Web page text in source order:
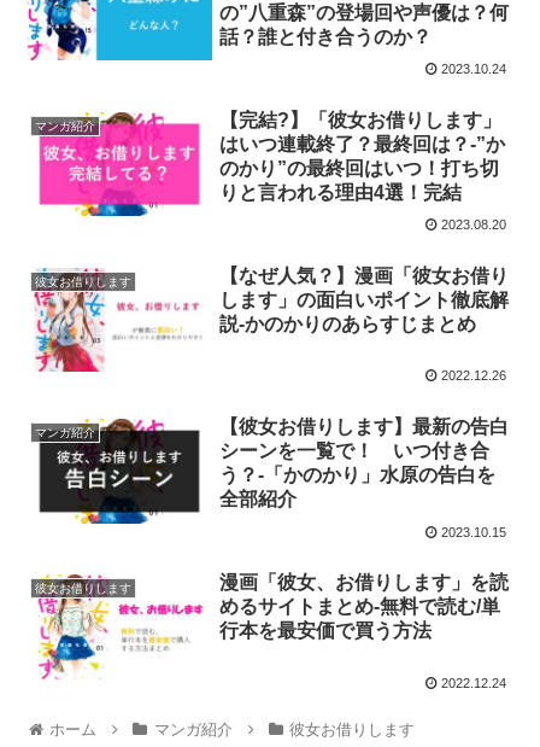
の”八重森”の登場回や声優は？何
話？誰と付き合うのか？
2023.10.24
マンガ紹介
【完結?】「彼女お借りします」
はいつ連載終了？最終回は？-”か
のかり”の最終回はいつ！打ち切
りと言われる理由4選！完結
2023.08.20
彼女お借りします
【なぜ人気？】漫画「彼女お借り
します」の面白いポイント徹底解
説-かのかりのあらすじまとめ
2022.12.26
マンガ紹介
【彼女お借りします】最新の告白
シーンを一覧で！ いつ付き合
う？-「かのかり」水原の告白を
全部紹介
2023.10.15
彼女お借りします
漫画「彼女、お借りします」を読
めるサイトまとめ-無料で読む/単
行本を最安価で買う方法
2022.12.24
ホーム マンガ紹介 彼女お借りします